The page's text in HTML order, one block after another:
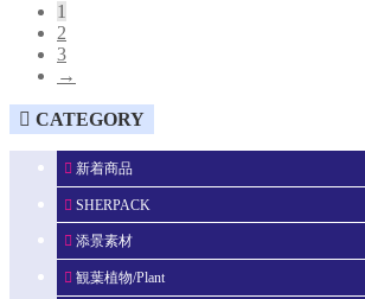
1
2
3
→
CATEGORY
新着商品
SHERPACK
添景素材
観葉植物/Plant